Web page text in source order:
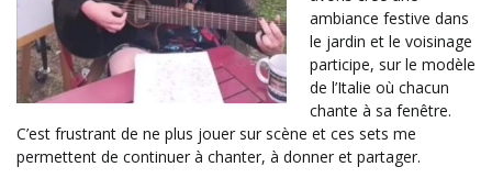
ambiance festive dans
le jardin et le voisinage
participe, sur le modèle
de l’Italie où chacun
chante à sa fenêtre.
C’est frustrant de ne plus jouer sur scène et ces sets me
permettent de continuer à chanter, à donner et partager.